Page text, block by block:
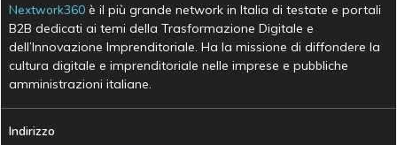
Nextwork360 è il più grande network in Italia di testate e portali
B2B dedicati ai temi della Trasformazione Digitale e
dell’Innovazione Imprenditoriale. Ha la missione di diffondere la
cultura digitale e imprenditoriale nelle imprese e pubbliche
amministrazioni italiane.
Indirizzo